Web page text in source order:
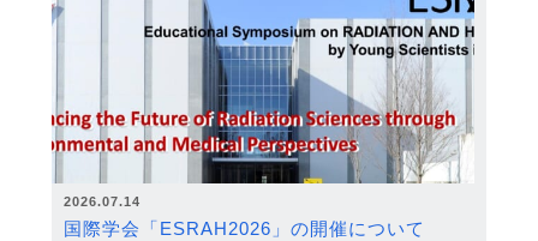
2026.07.14
国際学会「ESRAH2026」の開催について